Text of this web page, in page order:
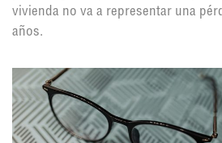
vivienda no va a representar una
años.